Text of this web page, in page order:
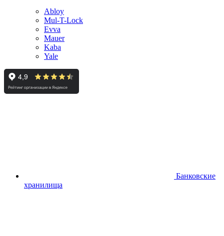
Abloy
Mul-T-Lock
Evva
Mauer
Kaba
Yale
Банковские
хранилища